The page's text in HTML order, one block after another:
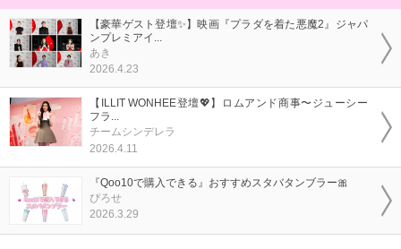
【豪華ゲスト登壇✨】映画『プラダを着た悪魔2』ジャパ
ンプレミアイ...
あき
2026.4.23
【ILLIT WONHEE登壇💖】ロムアンド商事〜ジューシー
フラ...
チームシンデレラ
2026.4.11
『Qoo10で購入できる』おすすめスタバタンブラー🎀
ぴろせ
2026.3.29